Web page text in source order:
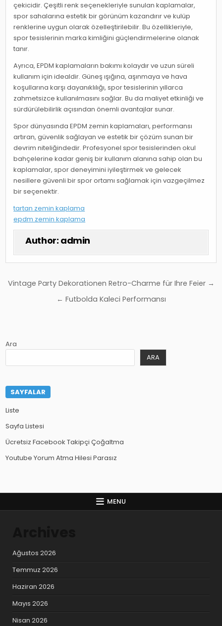
çekicidir. Çeşitli renk seçenekleriyle sunulan kaplamalar,
spor sahalarına estetik bir görünüm kazandırır ve kulüp
renklerine uygun olarak özelleştirilebilir. Bu özellikleriyle,
spor tesislerinin marka kimliğini güçlendirmelerine olanak
tanır.
Ayrıca, EPDM kaplamaların bakımı kolaydır ve uzun süreli
kullanım için idealdir. Güneş ışığına, aşınmaya ve hava
koşullarına karşı dayanıklılığı, spor tesislerinin yıllarca
zahmetsizce kullanılmasını sağlar. Bu da maliyet etkinliği ve
sürdürülebilirlik açısından önemli avantajlar sunar.
Spor dünyasında EPDM zemin kaplamaları, performansı
artıran, güvenlik sağlayan ve estetik bir çözüm sunan bir
devrim niteliğindedir. Profesyonel spor tesislerinden okul
bahçelerine kadar geniş bir kullanım alanına sahip olan bu
kaplamalar, spor deneyimini iyileştirmek ve gelecek
nesillere güvenli bir spor ortamı sağlamak için vazgeçilmez
bir seçenektir.
tartan zemin kaplama
epdm zemin kaplama
Author: admin
Yazı
gezinmesi
Vintage Party Dekorationen Retro-Charme für Ihre Feier →
← Futbolda Kaleci Performansı
Ara
ARA
SAYFALAR
Liste
Sayfa Listesi
Ücretsiz Facebook Takipçi Çoğaltma
Youtube Yorum Atma Hilesi Parasız
MENU
Ağustos 2026
Temmuz 2026
Haziran 2026
Mayıs 2026
Nisan 2026